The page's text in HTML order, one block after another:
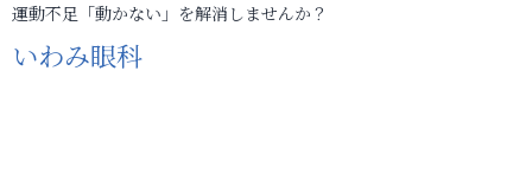
運動不足「動かない」を解消しませんか？
いわみ眼科